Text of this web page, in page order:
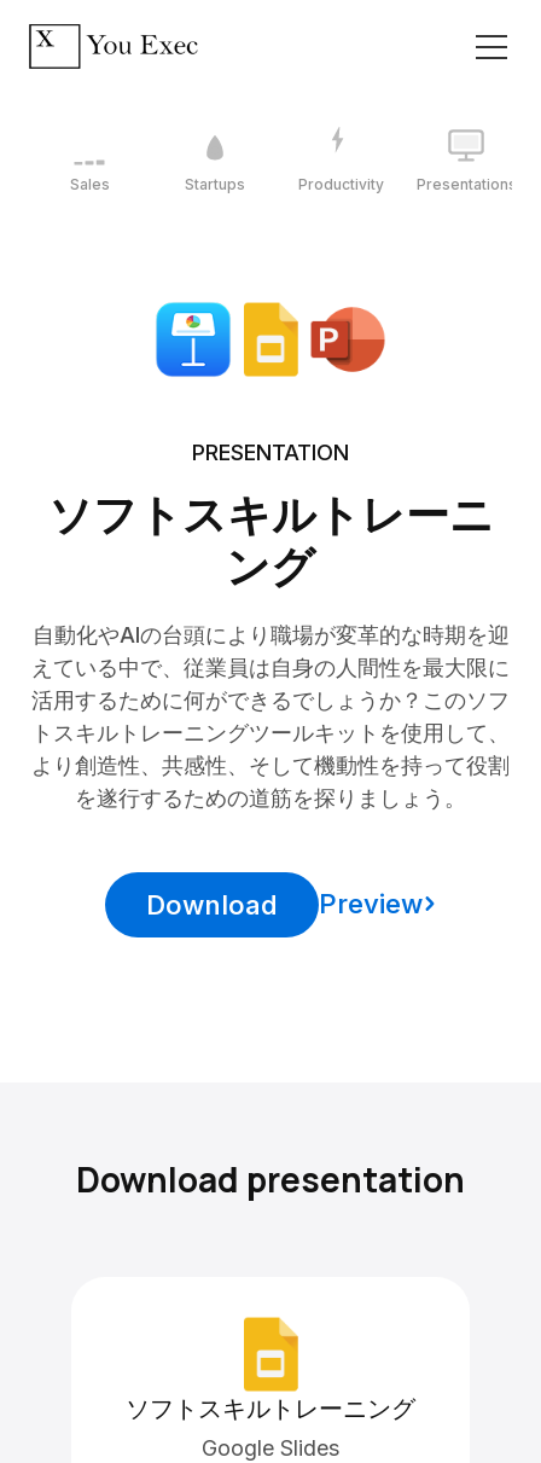
Sales Startups Productivity Presentations
PRESENTATION
ソフトスキルトレーニ
ング
自動化やAIの台頭により職場が変革的な時期を迎
えている中で、従業員は自身の人間性を最大限に
活用するために何ができるでしょうか？このソフ
トスキルトレーニングツールキットを使用して、
より創造性、共感性、そして機動性を持って役割
を遂行するための道筋を探りましょう。
Download Preview
Download presentation
ソフトスキルトレーニング
Google Slides